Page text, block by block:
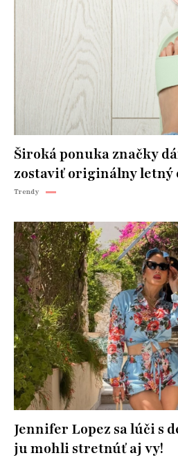
Široká ponuka značky
zostaviť originálny letný
Trendy
Jennifer Lopez sa lúči s
ju mohli stretnúť aj vy!